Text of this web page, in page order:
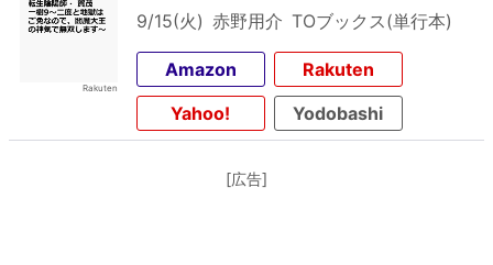
9/15(火) 赤野用介 TOブックス(単行本)
Amazon
Rakuten
Yahoo!
Yodobashi
[広告]